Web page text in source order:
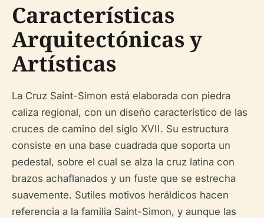
Características
Arquitectónicas y
Artísticas
La Cruz Saint-Simon está elaborada con piedra
caliza regional, con un diseño característico de las
cruces de camino del siglo XVII. Su estructura
consiste en una base cuadrada que soporta un
pedestal, sobre el cual se alza la cruz latina con
brazos achaflanados y un fuste que se estrecha
suavemente. Sutiles motivos heráldicos hacen
referencia a la familia Saint-Simon, y aunque las